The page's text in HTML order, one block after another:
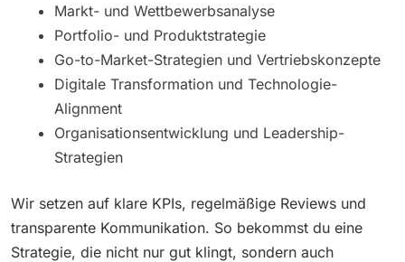
Markt- und Wettbewerbsanalyse
Portfolio- und Produktstrategie
Go-to-Market-Strategien und Vertriebskonzepte
Digitale Transformation und Technologie-
Alignment
Organisationsentwicklung und Leadership-
Strategien
Wir setzen auf klare KPIs, regelmäßige Reviews und
transparente Kommunikation. So bekommst du eine
Strategie, die nicht nur gut klingt, sondern auch